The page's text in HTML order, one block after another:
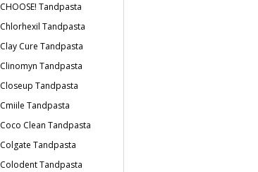
CHOOSE! Tandpasta
Chlorhexil Tandpasta
Clay Cure Tandpasta
Clinomyn Tandpasta
Closeup Tandpasta
Cmiile Tandpasta
Coco Clean Tandpasta
Colgate Tandpasta
Colodent Tandpasta